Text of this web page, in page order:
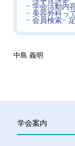
学会活動内
美容外科っ
会員検索
中島 義明
学会案内